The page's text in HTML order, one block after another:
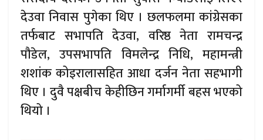
देउवा निवास पुगेका थिए । छलफलमा कांग्रेसका
तर्फबाट सभापति देउवा, वरिष्ठ नेता रामचन्द्र
पौडेल, उपसभापति विमलेन्द्र निधि, महामन्त्री
शशांक कोइरालासहित आधा दर्जन नेता सहभागी
थिए । दुवै पक्षबीच केहीछिन गर्मागर्मी बहस भएको
थियो ।